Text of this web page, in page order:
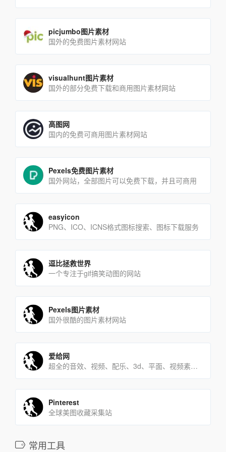
picjumbo图片素材
国外的免费图片素材网站
visualhunt图片素材
国外的部分免费下载和商用图片素材网站
高图网
国内的免费可商用图片素材网站
Pexels免费图片素材
国外网站，全部图片可以免费下载，并且可商用
easyicon
PNG、ICO、ICNS格式图标搜索、图标下载服务
逗比拯救世界
一个专注于gif搞笑动图的网站
Pexels图片素材
国外很酷的图片素材网站
爱给网
超全的音效、视频、配乐、3d、平面、视频素质下载平台。
Pinterest
全球美图收藏采集站
常用工具